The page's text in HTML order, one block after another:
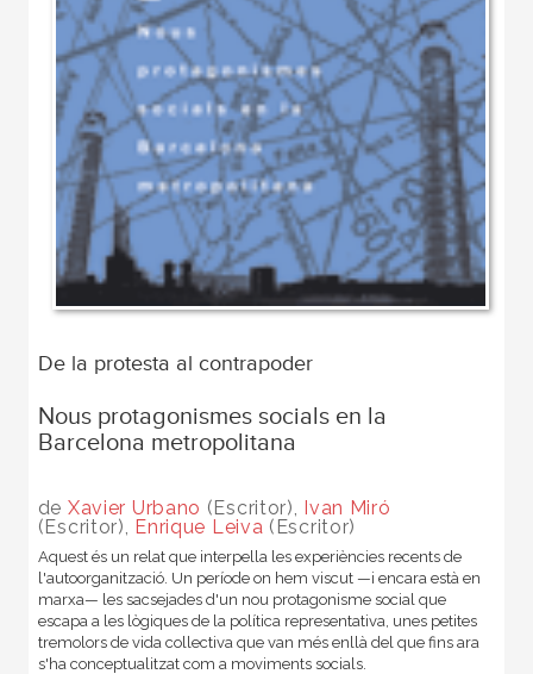
De la protesta al contrapoder
Nous protagonismes socials en la
Barcelona metropolitana
de Xavier Urbano (Escritor), Ivan Miró
(Escritor), Enrique Leiva (Escritor)
Aquest és un relat que interpella les experiències recents de
l'autoorganització. Un període on hem viscut —i encara està en
marxa— les sacsejades d'un nou protagonisme social que
escapa a les lògiques de la política representativa, unes petites
tremolors de vida collectiva que van més enllà del que fins ara
s'ha conceptualitzat com a moviments socials.